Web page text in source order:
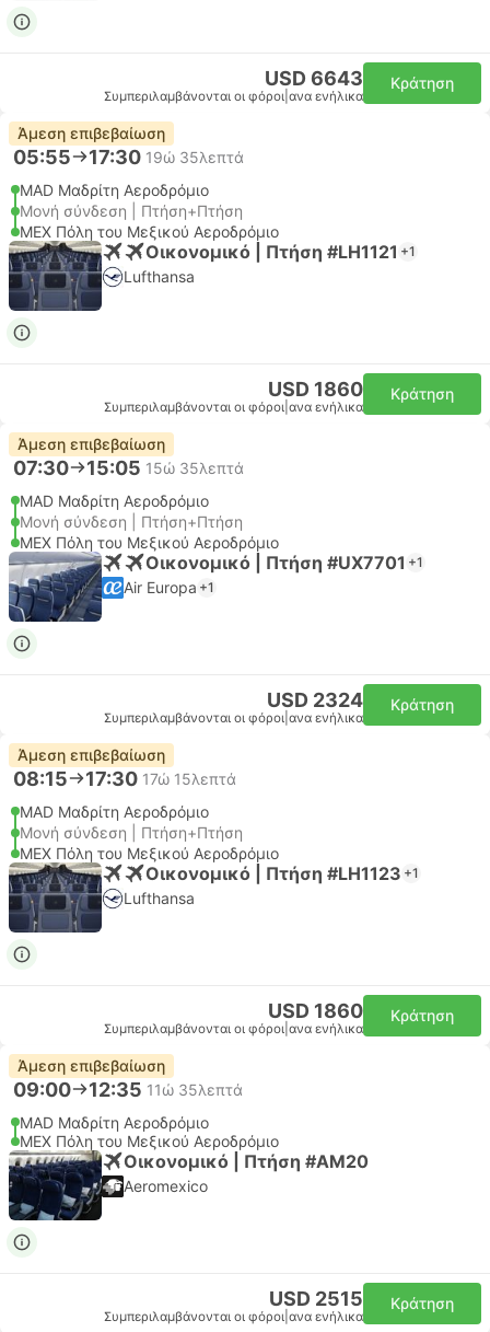
USD 6643
Συμπεριλαμβάνονται οι φόροι ανα ενήλικα
Κράτηση
Άμεση επιβεβαίωση
05:55 17:30 19ώ 35λεπτά
MAD Μαδρίτη Αεροδρόμιο
Μονή σύνδεση | Πτήση+Πτήση
MEX Πόλη του Μεξικού Αεροδρόμιο
Οικονομικό | Πτήση #LH1121 +1
Lufthansa
USD 1860
Συμπεριλαμβάνονται οι φόροι ανα ενήλικα
Κράτηση
Άμεση επιβεβαίωση
07:30 15:05 15ώ 35λεπτά
MAD Μαδρίτη Αεροδρόμιο
Μονή σύνδεση | Πτήση+Πτήση
MEX Πόλη του Μεξικού Αεροδρόμιο
Οικονομικό | Πτήση #UX7701 +1
Air Europa +1
USD 2324
Συμπεριλαμβάνονται οι φόροι ανα ενήλικα
Κράτηση
Άμεση επιβεβαίωση
08:15 17:30 17ώ 15λεπτά
MAD Μαδρίτη Αεροδρόμιο
Μονή σύνδεση | Πτήση+Πτήση
MEX Πόλη του Μεξικού Αεροδρόμιο
Οικονομικό | Πτήση #LH1123 +1
Lufthansa
USD 1860
Συμπεριλαμβάνονται οι φόροι ανα ενήλικα
Κράτηση
Άμεση επιβεβαίωση
09:00 12:35 11ώ 35λεπτά
MAD Μαδρίτη Αεροδρόμιο
MEX Πόλη του Μεξικού Αεροδρόμιο
Οικονομικό | Πτήση #AM20
Aeromexico
USD 2515
Συμπεριλαμβάνονται οι φόροι ανα ενήλικα
Κράτηση